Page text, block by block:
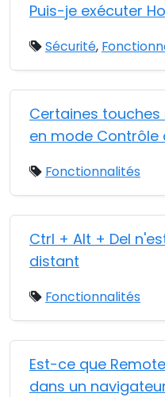
Puis-je exécuter
Sécurité,
Certaines
en mode Contrôle
Fonctionnalités
Ctrl + Alt + Del
distant
Fonctionnalités
Est-ce que
dans un